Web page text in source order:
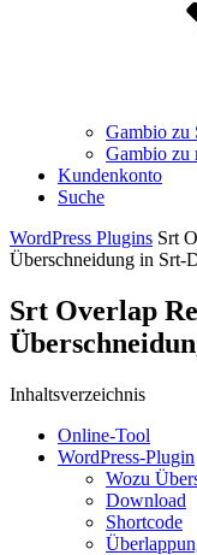
Gambio zu
Gambio zu
Kundenkonto
Suche
WordPress Plugins Srt
Überschneidung in Srt-
Srt Overlap
Inhaltsverzeichnis
Online-Tool
WordPress-Plugin
Wozu
Download
Shortcode